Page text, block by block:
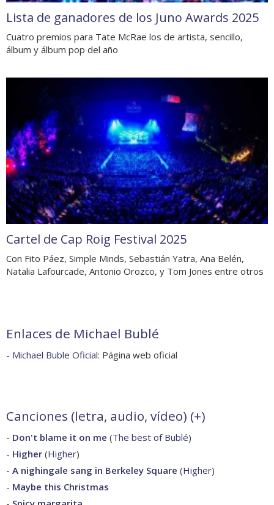
Lista de ganadores de los Juno Awards 2025
Cuatro premios para Tate McRae los de artista, sencillo,
álbum y álbum pop del año
Cartel de Cap Roig Festival 2025
Con Fito Páez, Simple Minds, Sebastián Yatra, Ana Belén,
Natalia Lafourcade, Antonio Orozco, y Tom Jones entre otros
Enlaces de Michael Bublé
- Michael Buble Oficial: Página web oficial
Canciones (letra, audio, vídeo) (+)
- Don't blame it on me (The best of Bublé)
- Higher (Higher)
- A nighingale sang in Berkeley Square (Higher)
- Maybe this Christmas